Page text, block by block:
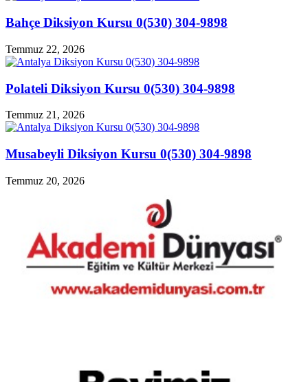
Bahçe Diksiyon Kursu 0(530) 304-9898
Temmuz 22, 2026
Polateli Diksiyon Kursu 0(530) 304-9898
Temmuz 21, 2026
Musabeyli Diksiyon Kursu 0(530) 304-9898
Temmuz 20, 2026